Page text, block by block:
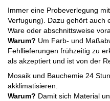
Immer eine Probeverlegung
Verfugung). Dazu gehört auch
Ware oder abschnittsweise
Warum? Um Farb- und
Fehllieferungen frühzeitig zu
als akzeptiert und ist von der
Mosaik und Bauchemie 24
akklimatisieren.
Warum? Damit sich Material